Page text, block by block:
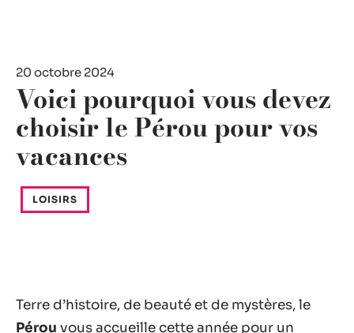
20 octobre 2024
Voici pourquoi vous devez
choisir le Pérou pour vos
vacances
LOISIRS
Terre d’histoire, de beauté et de mystères, le
Pérou vous accueille cette année pour un